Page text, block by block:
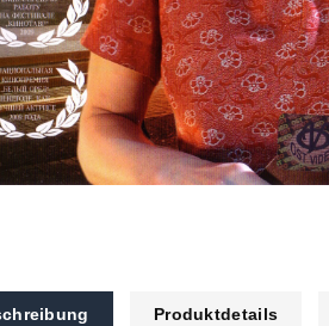
Produktdetails